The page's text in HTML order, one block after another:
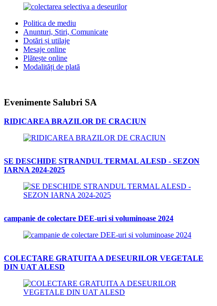
Politica de mediu
Anunturi, Stiri, Comunicate
Dotări și utilaje
Mesaje online
Plătește online
Modalități de plată
Evenimente Salubri SA
RIDICAREA BRAZILOR DE CRACIUN
SE DESCHIDE STRANDUL TERMAL ALESD - SEZON
IARNA 2024-2025
campanie de colectare DEE-uri si voluminoase 2024
COLECTARE GRATUITA A DESEURILOR VEGETALE
DIN UAT ALESD